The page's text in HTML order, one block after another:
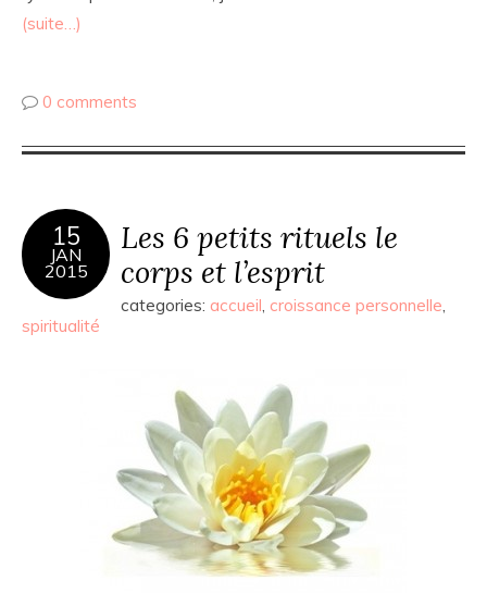
(suite…)
0 comments
15
JAN
2015
Les 6 petits rituels le
corps et l’esprit
categories: accueil, croissance personnelle,
spiritualité